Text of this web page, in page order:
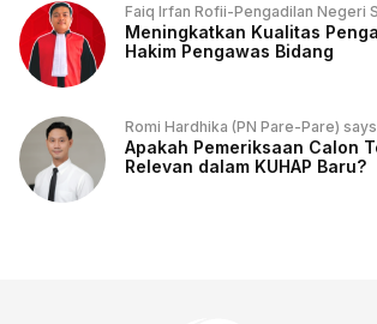
Faiq Irfan Rofii-Pengadilan Negeri
Meningkatkan Kualitas
Hakim Pengawas Bidang
Romi Hardhika (PN Pare-Pare)
Apakah Pemeriksaan Calon
Relevan dalam KUHAP Baru?